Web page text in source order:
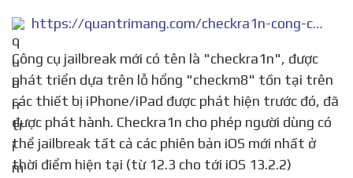
https://quantrimang.com/checkra1n-cong-cu-jailbreak-ios-13-thanh-cong-167812
Công cụ jailbreak mới có tên là "checkra1n", được
phát triển dựa trên lỗ hổng "checkm8" tồn tại trên
các thiết bị iPhone/iPad được phát hiện trước đó, đã
được phát hành. Checkra1n cho phép người dùng có
thể jailbreak tất cả các phiên bản iOS mới nhất ở
thời điểm hiện tại (từ 12.3 cho tới iOS 13.2.2)